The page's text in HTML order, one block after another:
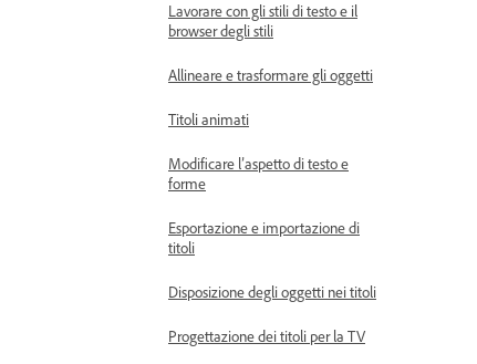
Lavorare con gli stili di testo e il
browser degli stili
Allineare e trasformare gli oggetti
Titoli animati
Modificare l’aspetto di testo e
forme
Esportazione e importazione di
titoli
Disposizione degli oggetti nei titoli
Progettazione dei titoli per la TV